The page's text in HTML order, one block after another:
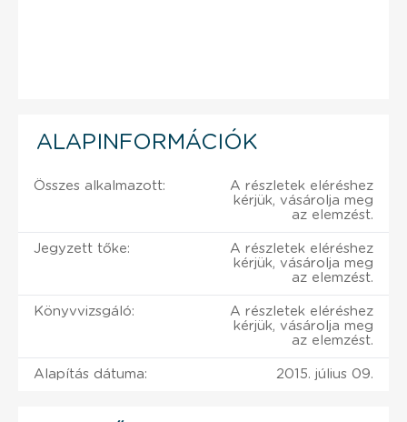
ALAPINFORMÁCIÓK
Összes alkalmazott:
A részletek eléréshez
kérjük, vásárolja meg
az elemzést.
Jegyzett tőke:
A részletek eléréshez
kérjük, vásárolja meg
az elemzést.
Könyvvizsgáló:
A részletek eléréshez
kérjük, vásárolja meg
az elemzést.
Alapítás dátuma: 2015. július 09.